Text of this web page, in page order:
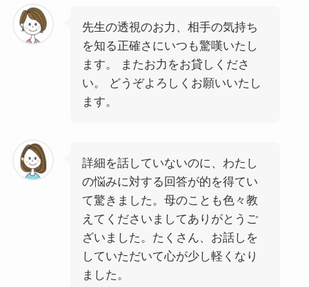
先生の透視のお力、相手の気持ち
を知る正確さにいつも驚嘆いたし
ます。 またお力をお貸しくださ
い。 どうぞよろしくお願いいたし
ます。
詳細を話していないのに、わたし
の悩みに対する回答が的を得てい
て驚きました。母のことも色々教
えてくださいましてありがとうご
ざいました。たくさん、お話しを
していただいて心が少し軽くなり
ました。